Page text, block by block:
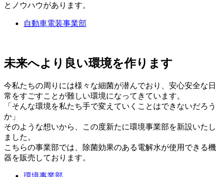
とノウハウがあります。
自動車電装事業部
未来へより良い環境を作ります
今私たちの周りには様々な細菌が潜んでおり、安心安全な日
常をすごすことが難しい環境になってきています。
「そんな環境を私たち手で変えていくことはできないだろう
か」
そのような想いから、この度新たに環境事業部を新設いたし
ました。
こちらの事業部では、除菌効果のある電解水が使用できる機
器を販売しております。